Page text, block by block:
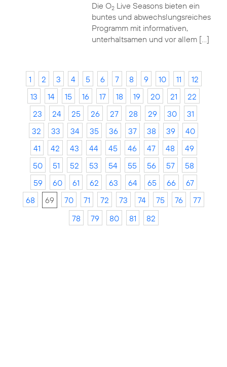
Die O2Live Seasons bieten ein
buntes und abwechslungsreiches
Programm mit informativen,
unterhaltsamen und vor allem […]
1 2 3 4 5 6 7 8 9 10 11
12
13
14 15 16 17 18 19 20 21
22
23
24 25 26 27 28 29 30
31
32
33 34 35 36 37 38 39
40
41
42 43 44 45 46 47 48
49
50
51 52 53 54 55 56 57
58
59
60 61 62 63 64 65 66
67
68
69 70 71 72 73 74 75 76
77
78
79 80 81 82